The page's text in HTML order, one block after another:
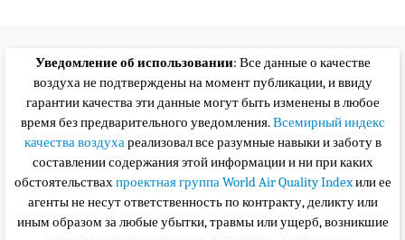
Уведомление об использовании: Все данные о качестве
воздуха не подтверждены на момент публикации, и ввиду
гарантии качества эти данные могут быть изменены в любое
время без предварительного уведомления.Всемирный индекс
качества воздухареализовал все разумные навыки и заботу в
составлении содержания этой информации и ни при каких
обстоятельствахпроектная группа World Air Quality Indexили ее
агенты не несут ответственность по контракту, деликту или
иным образом за любые убытки, травмы или ущерб, возникшие